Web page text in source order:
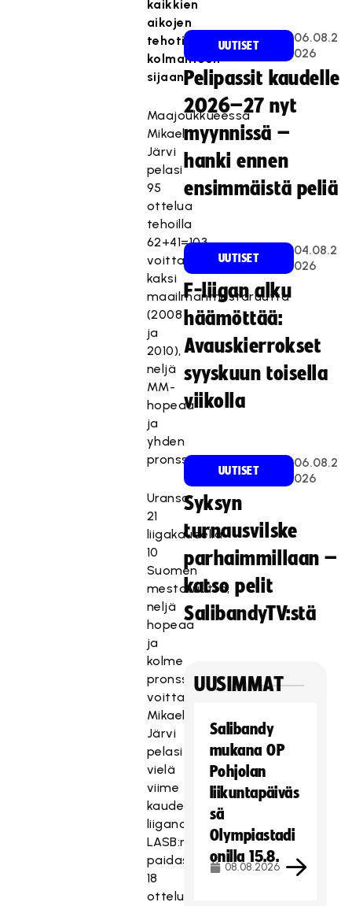
kaikkien
aikojen
tehotilaston
kolmanteen
sijaan.
Maajoukkueessa
Mikael
Järvi
pelasi
95
ottelua
tehoilla
62+41=103
voittaen
kaksi
maailmanmestaruutta
(2008
ja
2010),
neljä
MM-
hopeaa
ja
yhden
pronssin.
Uransa
21
liigakaudella
10
Suomen
mestaruutta,
neljä
hopeaa
ja
kolme
pronssia
voittanut
Mikael
Järvi
pelasi
vielä
viime
kaudella
liiganousija
LASB:n
paidassa
18
ottelua,
UUTISET
06.08.2
026
Pelipassit kaudelle
2026–27 nyt
myynnissä –
hanki ennen
ensimmäistä peliä
UUTISET
04.08.2
026
F-liigan alku
häämöttää:
Avauskierrokset
syyskuun toisella
viikolla
UUTISET
06.08.2
026
Syksyn
turnausvilske
parhaimmillaan –
katso pelit
SalibandyTV:stä
UUSIMMAT
Salibandy
mukana OP
Pohjolan
liikuntapäiväs
sä
Olympiastadi
onilla 15.8.
08.08.2026